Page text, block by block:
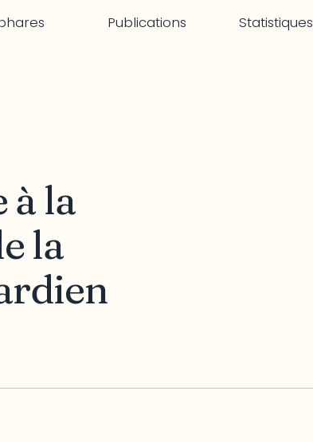
Publications Statistiques
à la
la